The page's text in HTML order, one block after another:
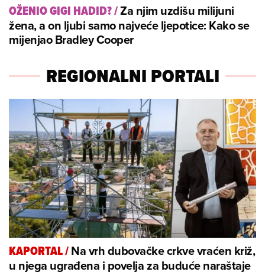
OŽENIO GIGI HADID?/Za njim uzdišu milijuni
žena, a on ljubi samo najveće ljepotice: Kako se
mijenjao Bradley Cooper
REGIONALNI PORTALI
KAPORTAL/Na vrh dubovačke crkve vraćen križ,
u njega ugrađena i povelja za buduće naraštaje